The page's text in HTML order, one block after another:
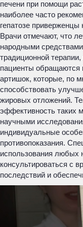
печени при помощи
наиболее часто
гепатозе
Врачи отмечают, что
народными
традиционной
пациенты обращаются
артишок, которые, по
способствовать
жировых отложений.
эффективность таких
научными
индивидуальные
противопоказания.
использования любых
консультироваться с
последствий и